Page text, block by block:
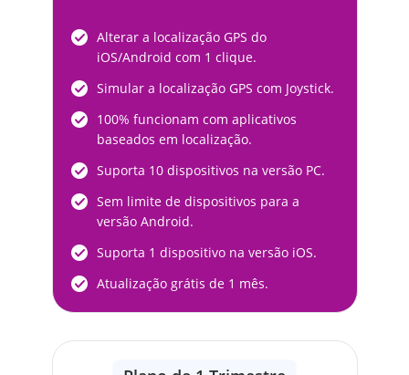
Alterar a localização GPS do
iOS/Android com 1 clique.
Simular a localização GPS com Joystick.
100% funcionam com aplicativos
baseados em localização.
Suporta 10 dispositivos na versão PC.
Sem limite de dispositivos para a
versão Android.
Suporta 1 dispositivo na versão iOS.
Atualização grátis de 1 mês.